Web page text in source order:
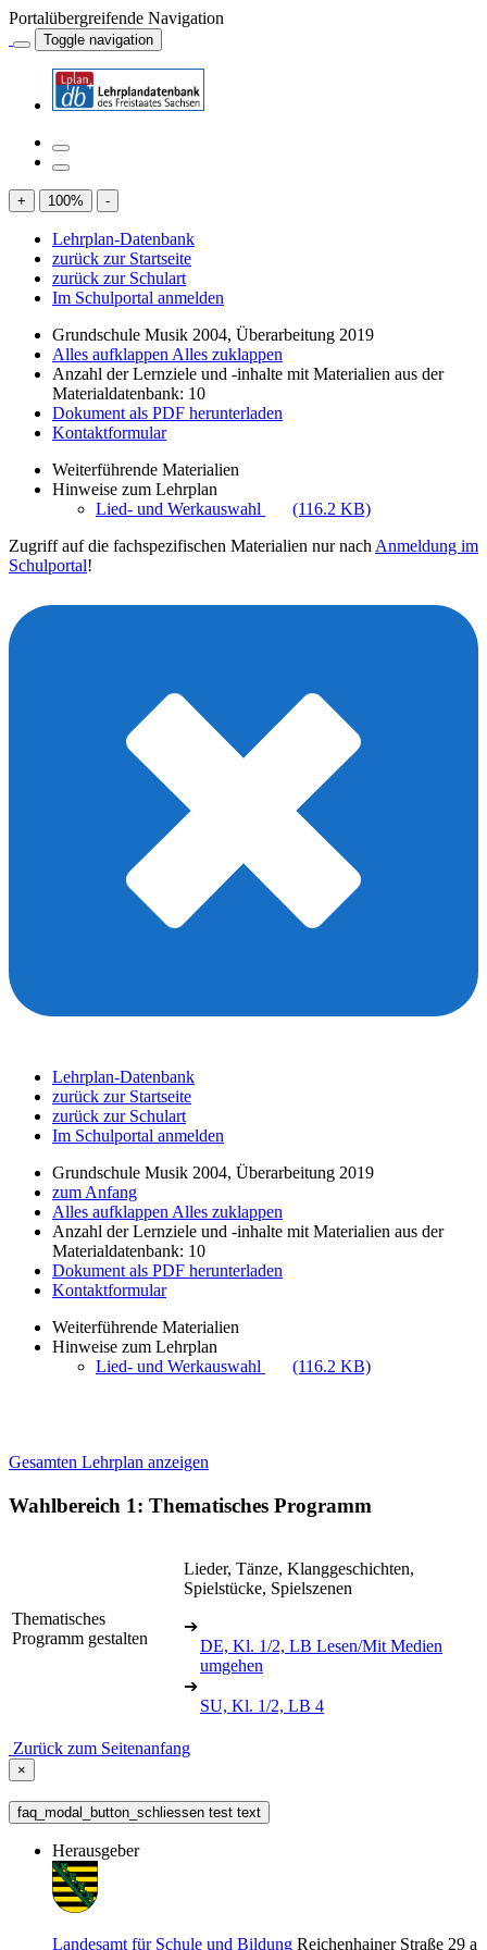
Portalübergreifende Navigation
Toggle navigation
+ 100% -
Lehrplan-Datenbank
zurück zur Startseite
zurück zur Schulart
Im Schulportal anmelden
Grundschule Musik 2004, Überarbeitung 2019
Alles aufklappen Alles zuklappen
Anzahl der Lernziele und -inhalte mit Materialien aus der
Materialdatenbank: 10
Dokument als PDF herunterladen
Kontaktformular
Weiterführende Materialien
Hinweise zum Lehrplan
Lied- und Werkauswahl
(116.2 KB)
Zugriff auf die fachspezifischen Materialien nur nach Anmeldung im
Schulportal!
Lehrplan-Datenbank
zurück zur Startseite
zurück zur Schulart
Im Schulportal anmelden
Grundschule Musik 2004, Überarbeitung 2019
zum Anfang
Alles aufklappen Alles zuklappen
Anzahl der Lernziele und -inhalte mit Materialien aus der
Materialdatenbank: 10
Dokument als PDF herunterladen
Kontaktformular
Weiterführende Materialien
Hinweise zum Lehrplan
Lied- und Werkauswahl
(116.2 KB)
Gesamten Lehrplan anzeigen
Wahlbereich 1: Thematisches Programm
Thematisches
Programm gestalten
Lieder, Tänze, Klanggeschichten,
Spielstücke, Spielszenen
➔
DE, Kl. 1/2, LB Lesen/Mit Medien
umgehen
➔
SU, Kl. 1/2, LB 4
Zurück zum Seitenanfang
×
faq_modal_button_schliessen test text
Herausgeber
Landesamt für Schule und Bildung Reichenhainer Straße 29 a